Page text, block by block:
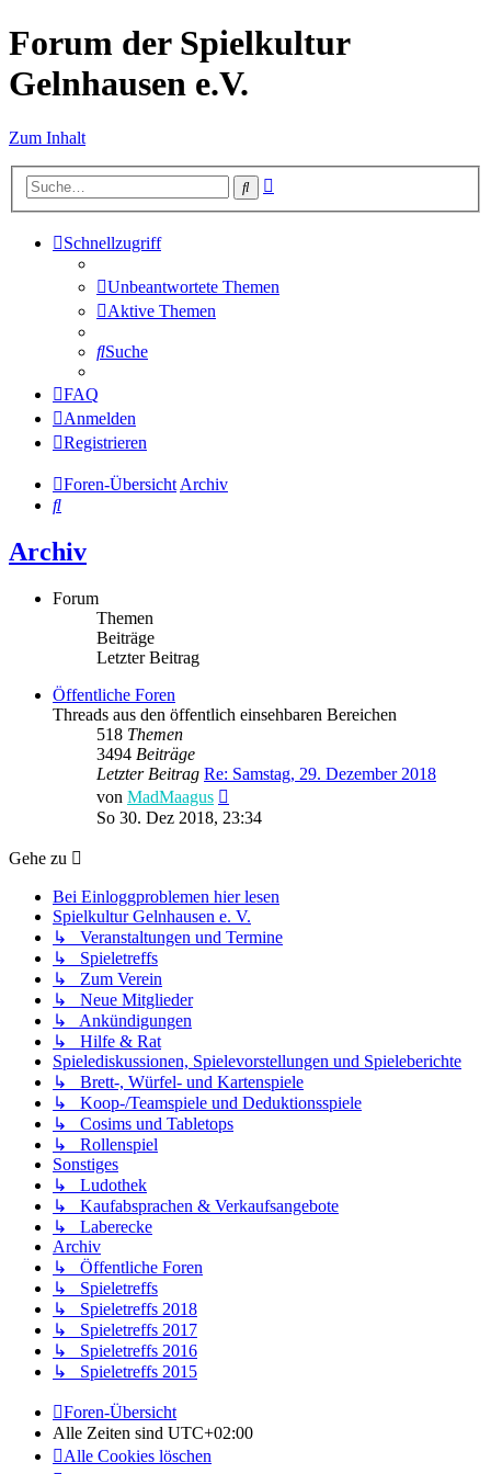
Forum der Spielkultur
Gelnhausen e.V.
Zum Inhalt
Suche
Schnellzugriff
Unbeantwortete Themen
Aktive Themen
Suche
FAQ
Anmelden
Registrieren
Foren-ÜbersichtArchiv
Suche
Archiv
Forum
Themen
Beiträge
Letzter Beitrag
Öffentliche Foren
Threads aus den öffentlich einsehbaren Bereichen
518 Themen
3494 Beiträge
Letzter Beitrag Re: Samstag, 29. Dezember 2018
von MadMaagus
Beitrag
So 30. Dez 2018, 23:34
Gehe zu
Bei Einloggproblemen hier lesen
Spielkultur Gelnhausen e. V.
↳ Veranstaltungen und Termine
↳ Spieletreffs
↳ Zum Verein
↳ Neue Mitglieder
↳ Ankündigungen
↳ Hilfe & Rat
Spielediskussionen, Spielevorstellungen und Spieleberichte
↳ Brett-, Würfel- und Kartenspiele
↳ Koop-/Teamspiele und Deduktionsspiele
↳ Cosims und Tabletops
↳ Rollenspiel
Sonstiges
↳ Ludothek
↳ Kaufabsprachen & Verkaufsangebote
↳ Laberecke
Archiv
↳ Öffentliche Foren
↳ Spieletreffs
↳ Spieletreffs 2018
↳ Spieletreffs 2017
↳ Spieletreffs 2016
↳ Spieletreffs 2015
Foren-Übersicht
Alle Zeiten sind UTC+02:00
Alle Cookies löschen